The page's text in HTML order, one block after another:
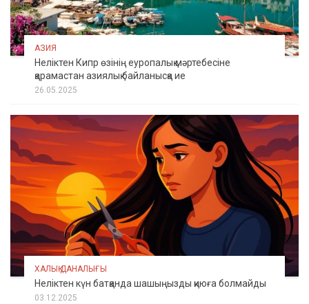
АЗИЯ
Неліктен Кипр өзінің еуропалық мәртебесіне
қарамастан азиялық байланысқа ие
26.05.2025
ХАЛЫҚ ДАНАЛЫҒЫ
Неліктен күн батқанда шашыңызды қиюға болмайды
03.12.2025